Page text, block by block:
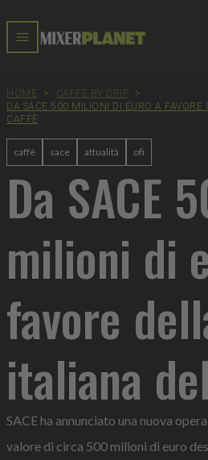
HOME > CAFFÈ BY DRIP
>
DA SACE 500 MILIONI DI EURO A FAVORE
CAFFÈ
caffè sace attualità ofi
Da SACE
milioni di
favore
italiana
SACE ha annunciato una nuova
valore di circa 500 milioni di euro